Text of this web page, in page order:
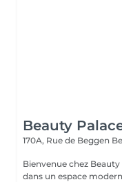
Beauty
170A, Rue de Beggen
Bienvenue chez Beauty Palace Notre institut
dans un espace